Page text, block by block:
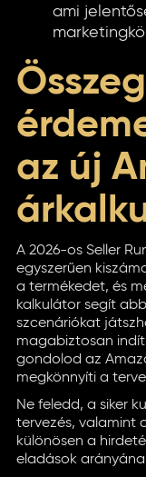
ami
az új
A 2026-os Seller
egyszerűen
a termékedet, és
kalkulátor segít
szcenáriókat
magabiztosan
gondolod az
megkönnyíti a
Ne feledd, a siker
tervezés, valamint
különösen a
eladások